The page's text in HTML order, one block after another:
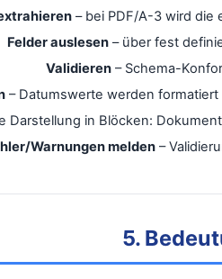
– bei PDF/A-3 wird die
Felder auslesen – über fest
Validieren– Schema-
– Datumswerte werden
Darstellung in Blöcken:
Warnungen melden –
5.